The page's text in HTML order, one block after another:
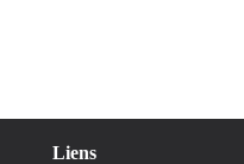
Liens